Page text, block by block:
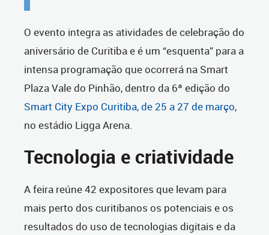
O evento integra as atividades de celebração do
aniversário de Curitiba e é um “esquenta” para a
intensa programação que ocorrerá na Smart
Plaza Vale do Pinhão, dentro da 6ª edição do
Smart City Expo Curitiba, de 25 a 27 de março,
no estádio Ligga Arena.
Tecnologia e criatividade
A feira reúne 42 expositores que levam para
mais perto dos curitibanos os potenciais e os
resultados do uso de tecnologias digitais e da